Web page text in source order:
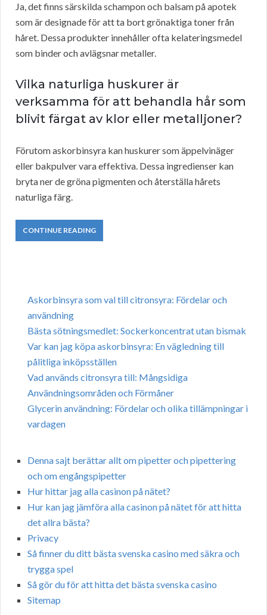
Ja, det finns särskilda schampon och balsam på apotek
som är designade för att ta bort grönaktiga toner från
håret. Dessa produkter innehåller ofta kelateringsmedel
som binder och avlägsnar metaller.
Vilka naturliga huskurer är
verksamma för att behandla hår som
blivit färgat av klor eller metalljoner?
Förutom askorbinsyra kan huskurer som äppelvinäger
eller bakpulver vara effektiva. Dessa ingredienser kan
bryta ner de gröna pigmenten och återställa hårets
naturliga färg.
CONTINUE READING
Askorbinsyra som val till citronsyra: Fördelar och
användning
Bästa sötningsmedlet: Sockerkoncentrat utan bismak
Var kan jag köpa askorbinsyra: En vägledning till
pålitliga inköpsställen
Vad används citronsyra till: Mångsidiga
Användningsområden och Förmåner
Glycerin användning: Fördelar och olika tillämpningar i
vardagen
Denna sajt berättar allt om pipetter och pipettering
och om engångspipetter
Hur hittar jag alla casinon på nätet?
Hur kan jag jämföra alla casinon på nätet för att hitta
det allra bästa?
Privacy
Så finner du ditt bästa svenska casino med säkra och
trygga spel
Så gör du för att hitta det bästa svenska casino
Sitemap